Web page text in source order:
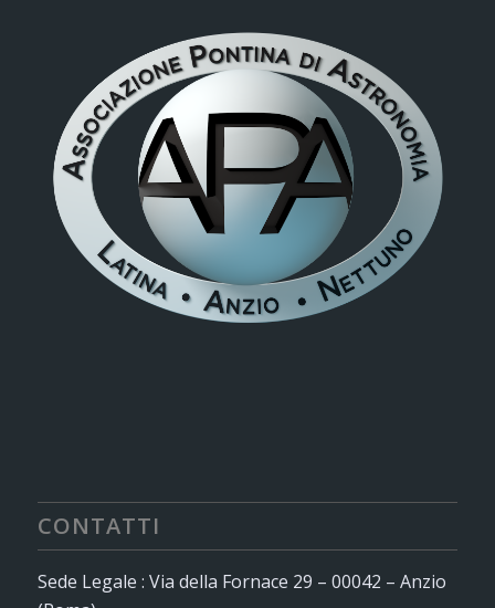
CONTATTI
Sede Legale : Via della Fornace 29 – 00042 – Anzio